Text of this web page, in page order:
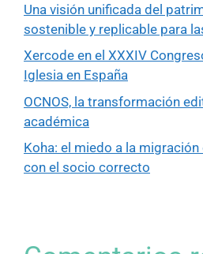
Una visión unificada del
sostenible y replicable para
Xercode en el XXXIV
Iglesia en España
OCNOS, la transformación
académica
Koha: el miedo a la
con el socio correcto